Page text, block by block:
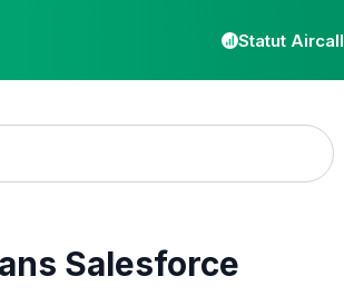
Statut Aircall
Salesforce